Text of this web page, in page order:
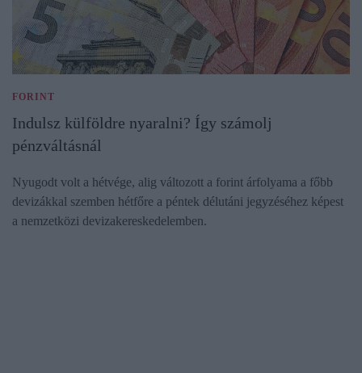
FORINT
Indulsz külföldre nyaralni? Így számolj
pénzváltásnál
Nyugodt volt a hétvége, alig változott a forint árfolyama a főbb
devizákkal szemben hétfőre a péntek délutáni jegyzéséhez képest
a nemzetközi devizakereskedelemben.